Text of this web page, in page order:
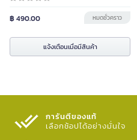
฿ 490.00 หมดชั่วคราว
แจ้งเตือนเมื่อมีสินค้า
การันตีของแท้
เลือกช้อปได้อย่างมั่นใจ​